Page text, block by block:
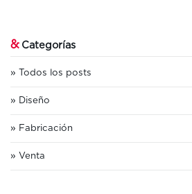
&Categorías
Todos los posts
Diseño
Fabricación
Venta